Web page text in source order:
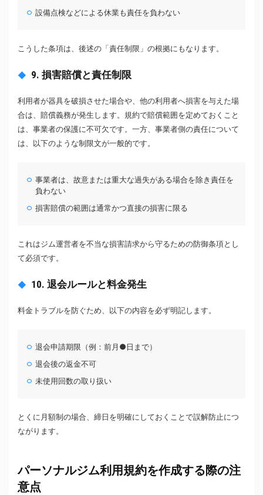
設備点検などによる休業も責任を負わない
こうした条項は、後述の「責任制限」の根拠にもなります。
9. 損害賠償と責任制限
利用者が器具を破損させた場合や、他の利用者へ損害を与えた場
合は、賠償義務が発生します。規約で賠償範囲を定めておくこと
は、事業者の保護に不可欠です。一方、事業者側の責任について
は、以下のような制限文が一般的です。
事業者は、故意または重大な過失がある場合を除き責任を
負わない
損害賠償の範囲は通常かつ直接の損害に限る
これはジム運営者を不当な損害請求から守るための防御条項とし
て必須です。
10. 退会ルールと料金発生
料金トラブルを防ぐため、以下の内容を必ず明記します。
退会申請期限（例：前月●日まで）
退会後の返金不可
未使用回数の取り扱い
とくに月額制の場合、締日を明確にしておくことで誤解防止につ
ながります。
パーソナルジム利用規約を作成する際の注
意点